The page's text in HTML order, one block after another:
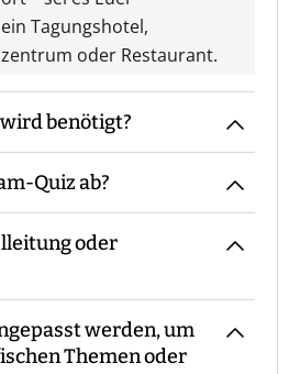
Tagungshotel,
oder Restaurant.
benötigt?
Raum mit Beamer
einem großen
Quiz ab?
mit den Materialien
Treffpunkt, macht die
ggf. die
Danach erfolgt eine
und Ablauf,
oder
Quiz sind - je nach
immer ein oder mehrere
werden, um
Themen oder